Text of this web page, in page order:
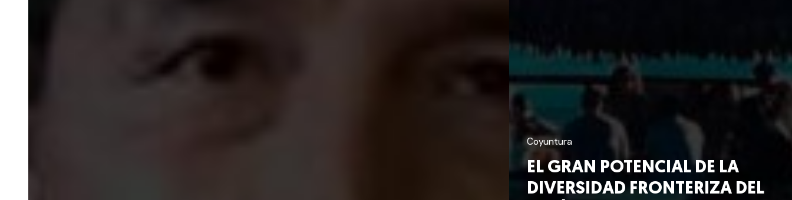
Coyuntura
EL GRAN POTENCIAL DE LA
DIVERSIDAD FRONTERIZA DEL